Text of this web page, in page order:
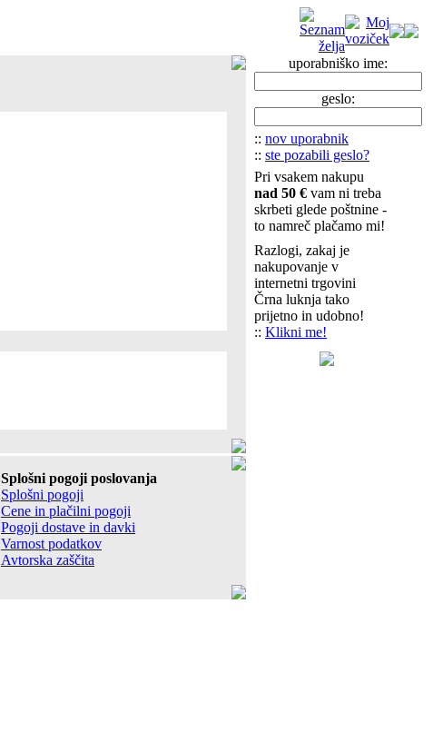
Splošni pogoji poslovanja
Splošni pogoji
Cene in plačilni pogoji
Pogoji dostave in davki
Varnost podatkov
Avtorska zaščita
uporabniško ime:
geslo:
:: nov uporabnik
:: ste pozabili geslo?
Pri vsakem nakupu
nad 50 € vam ni treba
skrbeti glede poštnine -
to namreč plačamo mi!
Razlogi, zakaj je
nakupovanje v
internetni trgovini
Črna luknja tako
prijetno in udobno!
:: Klikni me!